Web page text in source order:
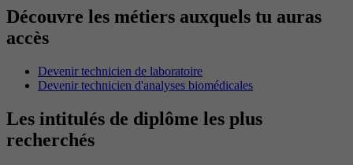
Découvre les métiers auxquels tu auras
accès
Devenir technicien de laboratoire
Devenir technicien d'analyses biomédicales
Les intitulés de diplôme les plus
recherchés